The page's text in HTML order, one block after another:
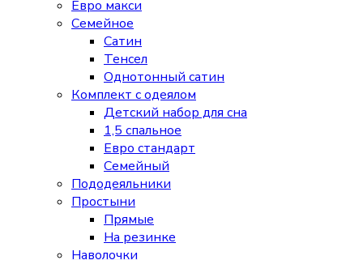
Евро макси
Семейное
Сатин
Тенсел
Однотонный сатин
Комплект с одеялом
Детский набор для сна
1,5 спальное
Евро стандарт
Семейный
Пододеяльники
Простыни
Прямые
На резинке
Наволочки